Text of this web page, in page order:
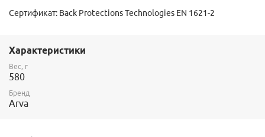
Сертификат: Back Protections Technologies EN 1621-2
Характеристики
Вес, г
580
Бренд
Arva